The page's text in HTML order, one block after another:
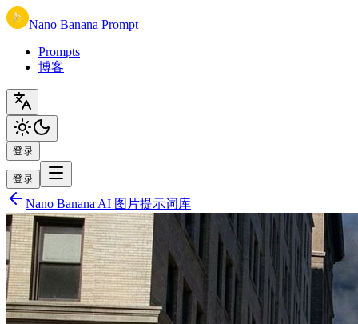
Nano Banana Prompt
Prompts
博客
登录
登录
Nano Banana AI 图片提示词库